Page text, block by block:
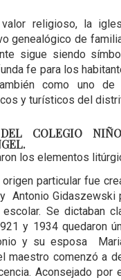
religioso, la
genealógico de
sigue siendo
fe para los
como uno de
y turísticos del
DEL COLEGIO
los elementos
particular fue
Antonio Gidaszewski
Se dictaban
y 1934 quedaron
y su esposa
maestro comenzó a
Aconsejado por